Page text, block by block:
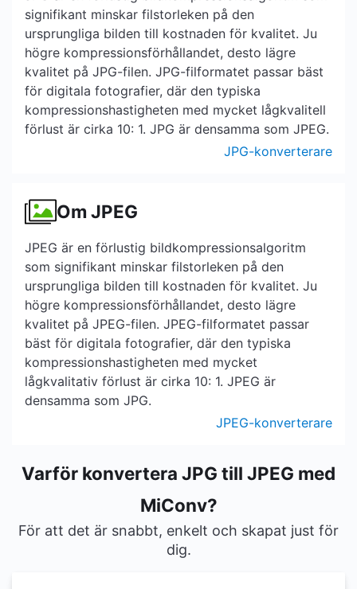
signifikant minskar filstorleken på den
ursprungliga bilden till kostnaden för kvalitet. Ju
högre kompressionsförhållandet, desto lägre
kvalitet på JPG-filen. JPG-filformatet passar bäst
för digitala fotografier, där den typiska
kompressionshastigheten med mycket lågkvalitell
förlust är cirka 10: 1. JPG är densamma som JPEG.
JPG-konverterare
Om JPEG
JPEG är en förlustig bildkompressionsalgoritm
som signifikant minskar filstorleken på den
ursprungliga bilden till kostnaden för kvalitet. Ju
högre kompressionsförhållandet, desto lägre
kvalitet på JPEG-filen. JPEG-filformatet passar
bäst för digitala fotografier, där den typiska
kompressionshastigheten med mycket
lågkvalitativ förlust är cirka 10: 1. JPEG är
densamma som JPG.
JPEG-konverterare
Varför konvertera JPG till JPEG med
MiConv?
För att det är snabbt, enkelt och skapat just för
dig.